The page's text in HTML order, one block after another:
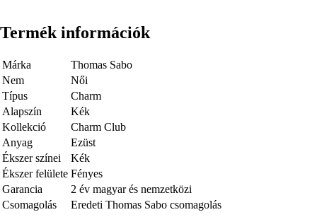
Termék információk
Márka
Thomas Sabo
Nem
Női
Típus
Charm
Alapszín
Kék
Kollekció
Charm Club
Anyag
Ezüst
Ékszer színei
Kék
Ékszer felülete Fényes
Garancia
2 év magyar és nemzetközi
Csomagolás
Eredeti Thomas Sabo csomagolás